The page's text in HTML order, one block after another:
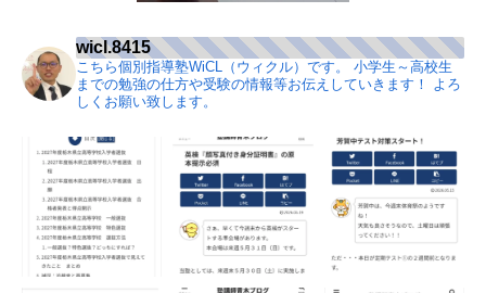
wicl.8415
こちら個別指導塾WiCL（ウィクル）です。
小学生～高校生
までの勉強の仕方や受験の情報等お伝えしていきます！
よろ
しくお願い致します。